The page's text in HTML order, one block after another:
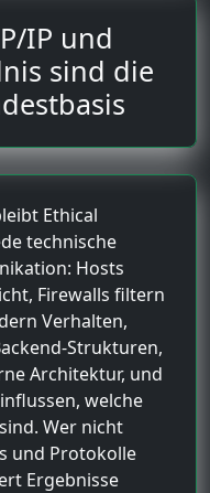
IP und
sind die
Ethical
technische
Hosts
Firewalls filtern
Verhalten,
Strukturen,
Architektur, und
welche
Wer nicht
und Protokolle
Ergebnisse